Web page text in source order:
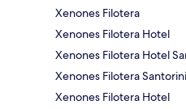
Xenones Filotera
Xenones Filotera Hotel
Xenones Filotera Hotel
Xenones Filotera Santorini
Xenones Filotera Hotel